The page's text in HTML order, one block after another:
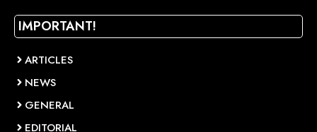
IMPORTANT!
ARTICLES
NEWS
GENERAL
EDITORIAL